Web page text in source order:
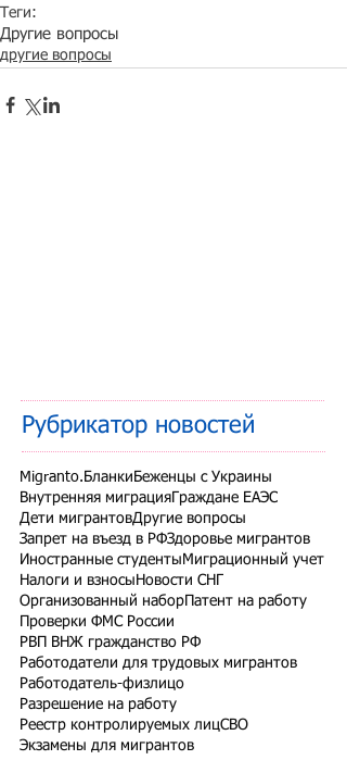
Теги:
Другие вопросы
другие вопросы
Рубрикатор новостей
Migranto.Бланки Беженцы с Украины
Внутренняя миграция Граждане ЕАЭС
Дети мигрантовДругие вопросы
Запрет на въезд в РФЗдоровье мигрантов
Иностранные студенты Миграционный учет
Налоги и взносы Новости СНГ
Организованный набор Патент на работу
Проверки ФМС России
РВП ВНЖ гражданство РФ
Работодатели для трудовых мигрантов
Работодатель-физлицо
Разрешение на работу
Реестр контролируемых лицСВО
Экзамены для мигрантов